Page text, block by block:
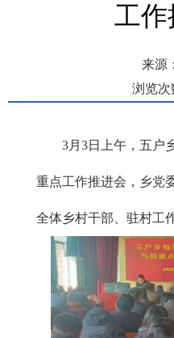
工作
来源
浏览次
3月3日上午，五户
重点工作推进会，乡党
全体乡村干部、驻村工